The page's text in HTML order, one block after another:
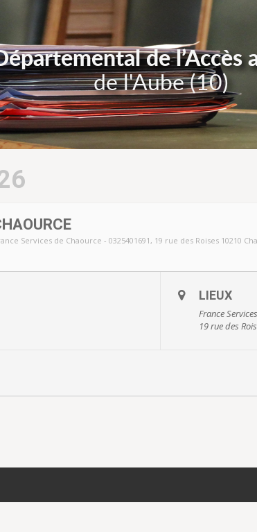
de l’Accès
de l'Aube (10)
Services de Chaource - 0325401691 , 19 rue des Roises 10210
LIEUX
France
19 rue des